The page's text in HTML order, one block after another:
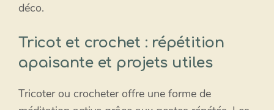
déco.
Tricot et crochet : répétition
apaisante et projets utiles
Tricoter ou crocheter offre une forme de